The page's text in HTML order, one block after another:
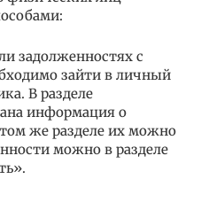
задолженностях с
зайти в личный
В разделе
информация о
же разделе их можно
можно в разделе